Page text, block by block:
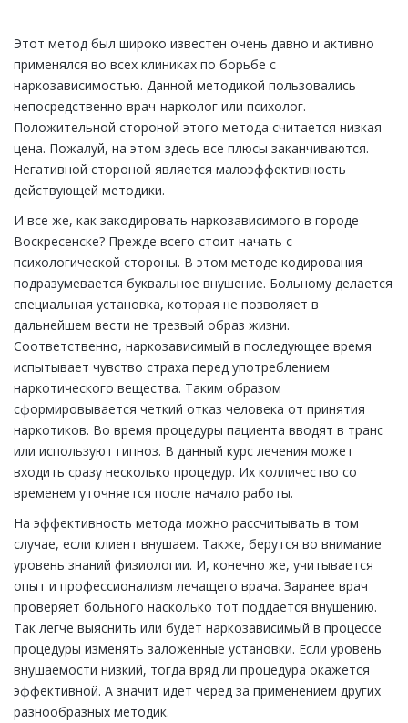
Этот метод был широко известен очень давно и активно
применялся во всех клиниках по борьбе с
наркозависимостью. Данной методикой пользовались
непосредственно врач-нарколог или психолог.
Положительной стороной этого метода считается низкая
цена. Пожалуй, на этом здесь все плюсы заканчиваются.
Негативной стороной является малоэффективность
действующей методики.
И все же, как закодировать наркозависимого в городе
Воскресенске? Прежде всего стоит начать с
психологической стороны. В этом методе кодирования
подразумевается буквальное внушение. Больному делается
специальная установка, которая не позволяет в
дальнейшем вести не трезвый образ жизни.
Соответственно, наркозависимый в последующее время
испытывает чувство страха перед употреблением
наркотического вещества. Таким образом
сформировывается четкий отказ человека от принятия
наркотиков. Во время процедуры пациента вводят в транс
или используют гипноз. В данный курс лечения может
входить сразу несколько процедур. Их колличество со
временем уточняется после начало работы.
На эффективность метода можно рассчитывать в том
случае, если клиент внушаем. Также, берутся во внимание
уровень знаний физиологии. И, конечно же, учитывается
опыт и профессионализм лечащего врача. Заранее врач
проверяет больного насколько тот поддается внушению.
Так легче выяснить или будет наркозависимый в процессе
процедуры изменять заложенные установки. Если уровень
внушаемости низкий, тогда вряд ли процедура окажется
эффективной. А значит идет черед за применением других
разнообразных методик.